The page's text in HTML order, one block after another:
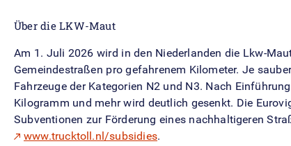
Über die LKW-Maut
Am 1. Juli 2026 wird in den Niederlanden die Lkw-
Gemeindestraßen pro gefahrenem Kilometer. Je
Fahrzeuge der Kategorien N2 und N3. Nach
Kilogramm und mehr wird deutlich gesenkt. Die
Subventionen zur Förderung eines nachhaltigeren
www.trucktoll.nl/subsidies.